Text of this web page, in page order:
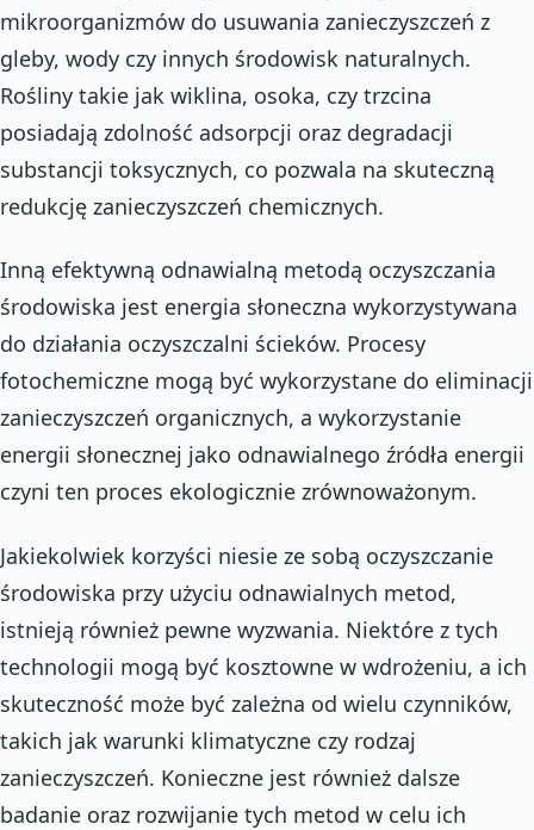
mikroorganizmów do usuwania zanieczyszczeń z
gleby, wody czy innych środowisk naturalnych.
Rośliny takie jak wiklina, osoka, czy trzcina
posiadają zdolność adsorpcji oraz degradacji
substancji toksycznych, co pozwala na skuteczną
redukcję zanieczyszczeń chemicznych.
Inną efektywną odnawialną metodą oczyszczania
środowiska jest energia słoneczna wykorzystywana
do działania oczyszczalni ścieków. Procesy
fotochemiczne mogą być wykorzystane do eliminacji
zanieczyszczeń organicznych, a wykorzystanie
energii słonecznej jako odnawialnego źródła energii
czyni ten proces ekologicznie zrównoważonym.
Jakiekolwiek korzyści niesie ze sobą oczyszczanie
środowiska przy użyciu odnawialnych metod,
istnieją również pewne wyzwania. Niektóre z tych
technologii mogą być kosztowne w wdrożeniu, a ich
skuteczność może być zależna od wielu czynników,
takich jak warunki klimatyczne czy rodzaj
zanieczyszczeń. Konieczne jest również dalsze
badanie oraz rozwijanie tych metod w celu ich